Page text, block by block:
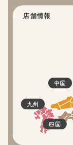
店舗情報
四国
中国
九州